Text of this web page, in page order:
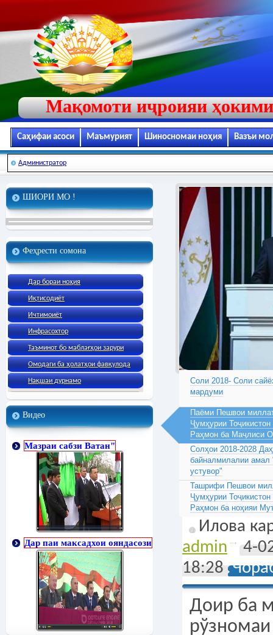
Мақомоти иҷроияи
Саҳифаи асоси Маъмурият Шиносномаи ноҳия Вазъи
Администратор
ШИОРИ МО !
Феҳрести сомона
Дар бораи ноҳия
Иқтисодиёт
Ичтимоиёт
Инфрасохтор
Таъминот бо маблағҳои зарури
Омодаги ба ҳолатҳои фавқулода
Нақшаи дурнамо
Видео
Мазраи сабзи Ватан"
Дар паи максадхои ояндасози
Соли 2018- Соли
мардуми
Паёми Пешвои
Ҷумҳурии
Раҳмон ба Маҷлиси
Солҳои 2018-2028
байналмилалии
устувор"
Ташрифи Пешвои
Ҷумҳурии
Раҳмон ба ноҳияи
Илова
admin
4-
18:28
Доир ба
рўзномаи